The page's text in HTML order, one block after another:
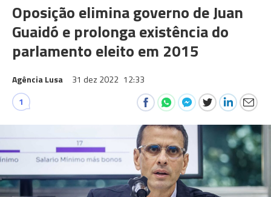
Oposição elimina governo de Juan
Guaidó e prolonga existência do
parlamento eleito em 2015
Agência Lusa 31 dez 2022 12:33
1